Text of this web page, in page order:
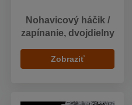
Nohavicový háčik /
zapínanie, dvojdielny
Zobraziť